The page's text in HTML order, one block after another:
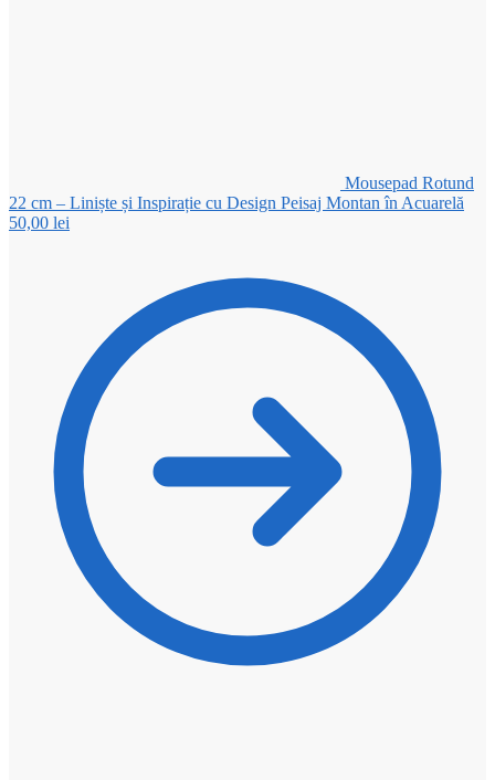
Mousepad Rotund
22 cm – Liniște și Inspirație cu Design Peisaj Montan în Acuarelă
50,00 lei